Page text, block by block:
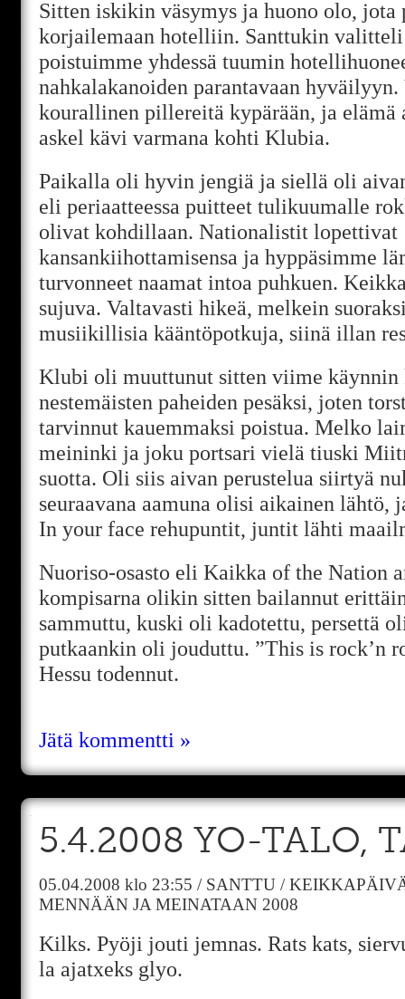
Sitten iskikin väsymys ja huono olo, jota
korjailemaan hotelliin. Santtukin valitteli
poistuimme yhdessä tuumin
nahkalakanoiden parantavaan
kourallinen pillereitä kypärään, ja elämä
askel kävi varmana kohti Klubia.
Paikalla oli hyvin jengiä ja siellä oli
eli periaatteessa puitteet tulikuumalle
olivat kohdillaan. Nationalistit lopettivat
kansankiihottamisensa ja hyppäsimme
turvonneet naamat intoa puhkuen.
sujuva. Valtavasti hikeä, melkein
musiikillisia kääntöpotkuja, siinä illan
Klubi oli muuttunut sitten viime käynnin
nestemäisten paheiden pesäksi, joten
tarvinnut kauemmaksi poistua. Melko
meininki ja joku portsari vielä tiuski
suotta. Oli siis aivan perustelua siirtyä
seuraavana aamuna olisi aikainen
In your face rehupuntit, juntit lähti
Nuoriso-osasto eli Kaikka of the Nation
kompisarna olikin sitten bailannut
sammuttu, kuski oli kadotettu, persettä
putkaankin oli jouduttu. ”This is rock’n
Hessu todennut.
Jätä kommentti »
5.4.2008 YO-TALO,
05.04.2008 klo 23:55 / SANTTU /
MENNÄÄN JA MEINATAAN 2008
Kilks. Pyöji jouti jemnas. Rats kats,
la ajatxeks glyo.